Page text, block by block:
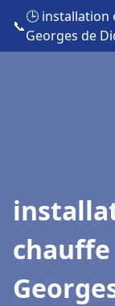
📞
🕒 installation
Georges de